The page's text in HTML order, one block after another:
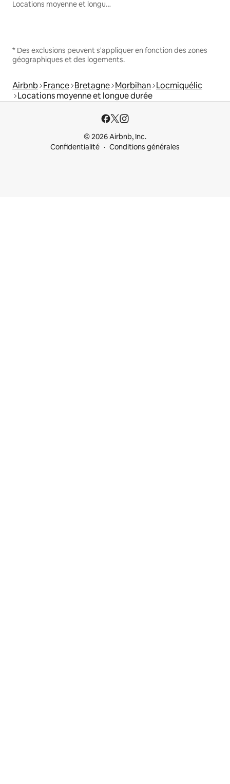
Locations moyenne et longue durée
* Des exclusions peuvent s'appliquer en fonction des zones
géographiques et des logements.
Airbnb France Bretagne Morbihan Locmiquélic
Locations moyenne et longue durée
© 2026 Airbnb, Inc.
Confidentialité
Conditions générales